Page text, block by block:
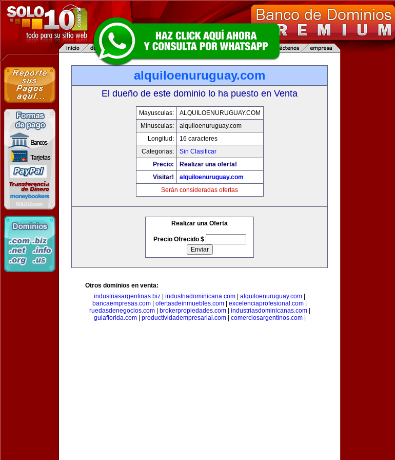
alquiloenuruguay.com
El dueño de este dominio lo ha puesto en Venta
Mayusculas:
ALQUILOENURUGUAY.COM
Minusculas:
alquiloenuruguay.com
Longitud:
16 caracteres
Categorias:
Sin Clasificar
Precio:
Realizar una oferta!
Visitar!
alquiloenuruguay.com
Serán consideradas ofertas
Realizar una Oferta
Precio Ofrecido $
Otros dominios en venta:
industriasargentinas.biz
industriadominicana.com alquiloenuruguay.com
bancaempresas.com
ofertasdeinmuebles.com excelenciaprofesional.com
ruedasdenegocios.com| brokerpropiedades.com| industriasdominicanas.com|
guiaflorida.com| productividadempresarial.com| comerciosargentinos.com|